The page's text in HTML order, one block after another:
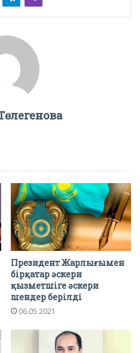
Президент Жарлығымен
бірқатар әскери
қызметшіге әскери
шендер берілді
06.05.2021